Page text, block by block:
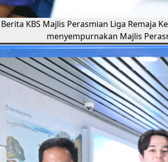
Berita KBSMajlis Perasmian Liga Remaja
menyempurnakan Majlis